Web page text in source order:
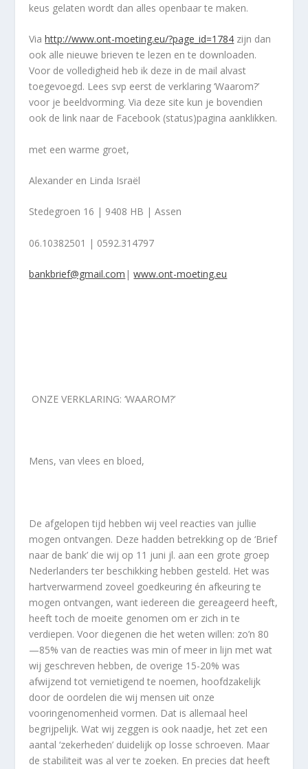
keus gelaten wordt dan alles openbaar te maken.
Viahttp://www.ont-moeting.eu/?page_id=1784 zijn dan
ook alle nieuwe brieven te lezen en te downloaden.
Voor de volledigheid heb ik deze in de mail alvast
toegevoegd. Lees svp eerst de verklaring ‘Waarom?’
voor je beeldvorming. Via deze site kun je bovendien
ook de link naar de Facebook (status)pagina aanklikken.
met een warme groet,
Alexander en Linda Israël
Stedegroen 16 | 9408 HB | Assen
06.10382501 | 0592.314797
bankbrief@gmail.com |www.ont-moeting.eu
ONZE VERKLARING: ‘WAAROM?’
Mens, van vlees en bloed,
De afgelopen tijd hebben wij veel reacties van jullie
mogen ontvangen. Deze hadden betrekking op de ‘Brief
naar de bank’ die wij op 11 juni jl. aan een grote groep
Nederlanders ter beschikking hebben gesteld. Het was
hartverwarmend zoveel goedkeuring én afkeuring te
mogen ontvangen, want iedereen die gereageerd heeft,
heeft toch de moeite genomen om er zich in te
verdiepen. Voor diegenen die het weten willen: zo’n 80
—85% van de reacties was min of meer in lijn met wat
wij geschreven hebben, de overige 15-20% was
afwijzend tot vernietigend te noemen, hoofdzakelijk
door de oordelen die wij mensen uit onze
vooringenomenheid vormen. Dat is allemaal heel
begrijpelijk. Wat wij zeggen is ook naadje, het zet een
aantal ‘zekerheden’ duidelijk op losse schroeven. Maar
de stabiliteit was al ver te zoeken. En precies dat heeft